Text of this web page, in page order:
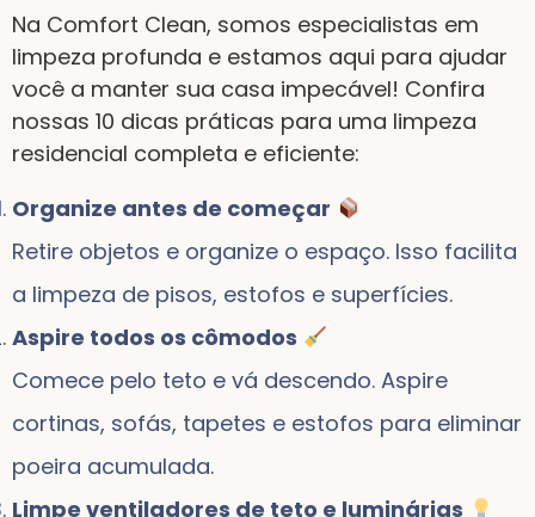
Na Comfort Clean, somos especialistas em
limpeza profunda e estamos aqui para ajudar
você a manter sua casa impecável! Confira
nossas 10 dicas práticas para uma limpeza
residencial completa e eficiente:
Organize antes de começar
Retire objetos e organize o espaço. Isso facilita
a limpeza de pisos, estofos e superfícies.
Aspire todos os cômodos
Comece pelo teto e vá descendo. Aspire
cortinas, sofás, tapetes e estofos para eliminar
poeira acumulada.
Limpe ventiladores de teto e luminárias